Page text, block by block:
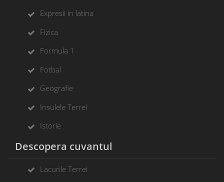
Expresii in latina
Fizica
Formula 1
Fotbal
Geografie
Insulele Terrei
Istorie
Descopera cuvantul
Lacurile Terrei